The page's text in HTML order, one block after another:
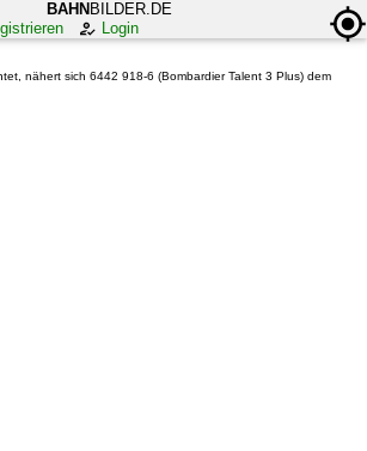
BAHN BILDER.DE
Login
nähert sich 6442 918-6 (Bombardier Talent 3 Plus) dem